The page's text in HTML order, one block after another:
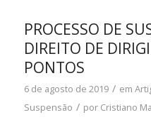
PROCESSO DE
DIREITO DE
PONTOS
6 de agosto de 2019 / em
Suspensão / por Cristiano